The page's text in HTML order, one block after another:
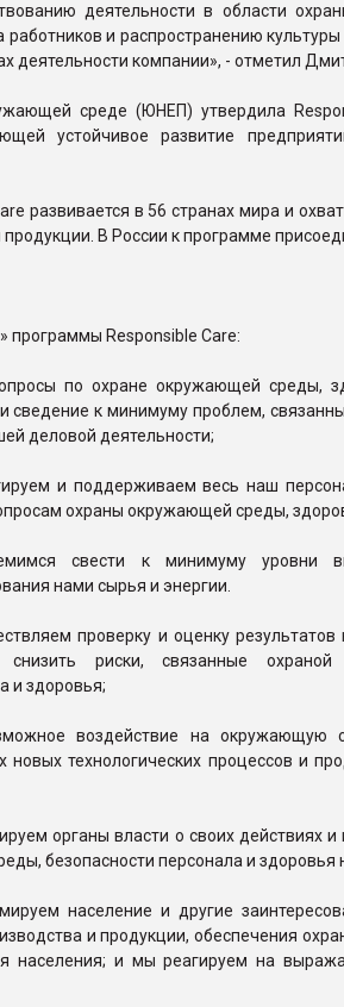
деятельности в области
работников и распространению
деятельности компании», - отметил
среде (ЮНЕП) утвердила
устойчивое развитие
развивается в 56 странах мира и
В России к программе
программы Responsible Care:
по охране окружающей среды,
сведение к минимуму проблем,
деловой деятельности;
и поддерживаем весь наш
охраны окружающей среды,
свести к минимуму уровни
нами сырья и энергии.
проверку и оценку результатов
риски, связанные
и здоровья;
воздействие на окружающую
новых технологических процессов и
органы власти о своих действиях
безопасности персонала и здоровья
население и другие
и продукции, обеспечения
населения; и мы реагируем на